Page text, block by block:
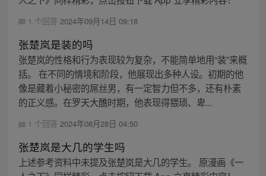
1 个回答 2024年09月14日 09:18
张楚岚是装的吗
张楚岚的性格和行为表现较为复杂，不能简单地用“装”来概
括。 在不同的情境和阶段，他展现出多种人设。初期的他
像是藏着小秘密的屌丝男，有一定智力但不多，还有朴素
的正义感。在罗天大醮时期，他表现得猥琐、卑...
1 个回答 2024年08月28日 04:50
张楚岚是大几的学生吗
上述参考资料中未提及张楚岚是大几的学生。 原漫画《一